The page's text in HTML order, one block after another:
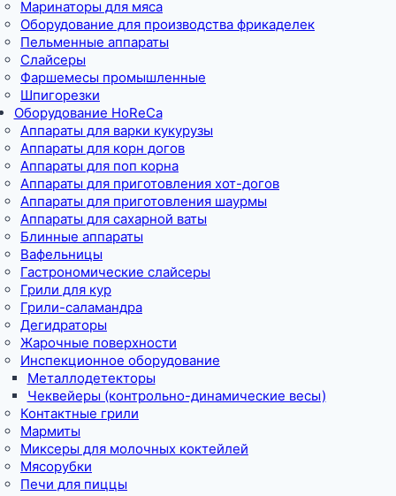
Маринаторы для мяса
Оборудование для производства фрикаделек
Пельменные аппараты
Слайсеры
Фаршемесы промышленные
Шпигорезки
Оборудование HoReCa
Аппараты для варки кукурузы
Аппараты для корн догов
Аппараты для поп корна
Аппараты для приготовления хот-догов
Аппараты для приготовления шаурмы
Аппараты для сахарной ваты
Блинные аппараты
Вафельницы
Гастрономические слайсеры
Грили для кур
Грили-саламандра
Дегидраторы
Жарочные поверхности
Инспекционное оборудование
Металлодетекторы
Чеквейеры (контрольно-динамические весы)
Контактные грили
Мармиты
Миксеры для молочных коктейлей
Мясорубки
Печи для пиццы